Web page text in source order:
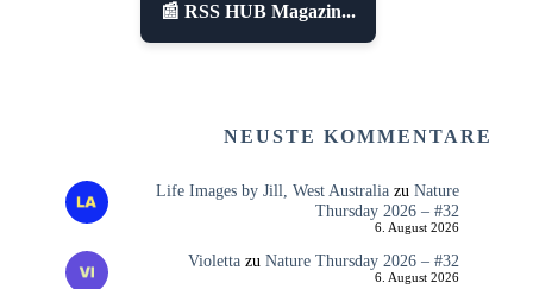
📰 RSS HUB Magazin...
NEUSTE KOMMENTARE
Life Images by Jill, West Australiazu Nature
Thursday 2026 – #32
6. August 2026
Violettazu Nature Thursday 2026 – #32
6. August 2026